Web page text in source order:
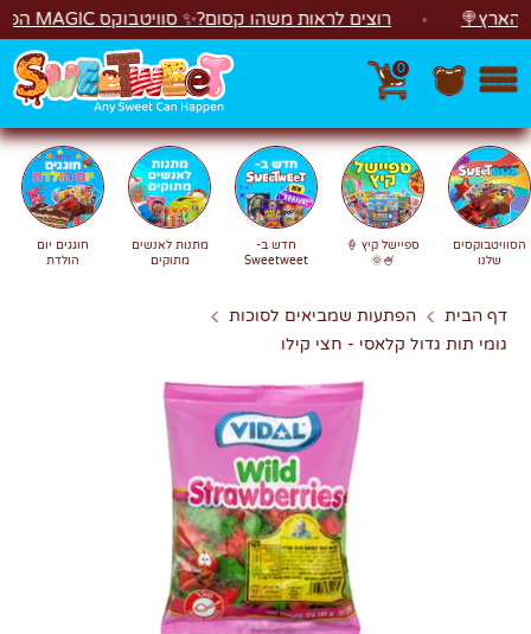
דלג רוצים לראות משהו קסום?✨ סוויטבוקס MAGIC הפך ל"מכונת משחקים"! 🎁🕹️
0
חפשחיפוש
הסוויטבוקסים
שלנו
ספיישל קיץ 🍦
🍧🌞
חדש ב-
Sweetweet
מתנות לאנשים
מתוקים
חוגגים יום
הולדת
דף הבית
הפתעות שמביאים לסוכות
גומי תות גדול קלאסי - חצי קילו